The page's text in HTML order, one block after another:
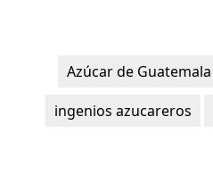
Azúcar de Guatemala
ingenios azucareros